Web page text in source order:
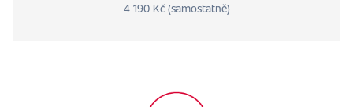
4 190 Kč (samostatně)